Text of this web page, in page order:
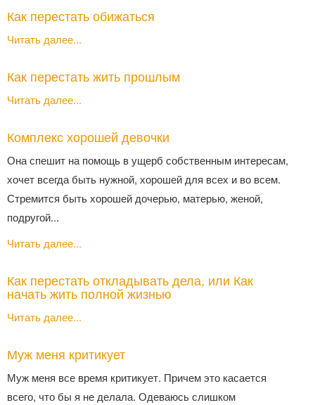
Как перестать обижаться
Читать далее...
Как перестать жить прошлым
Читать далее...
Комплекс хорошей девочки
Она спешит на помощь в ущерб собственным интересам,
хочет всегда быть нужной, хорошей для всех и во всем.
Стремится быть хорошей дочерью, матерью, женой,
подругой...
Читать далее...
Как перестать откладывать дела, или Как
начать жить полной жизнью
Читать далее...
Муж меня критикует
Муж меня все время критикует. Причем это касается
всего, что бы я не делала. Одеваюсь слишком